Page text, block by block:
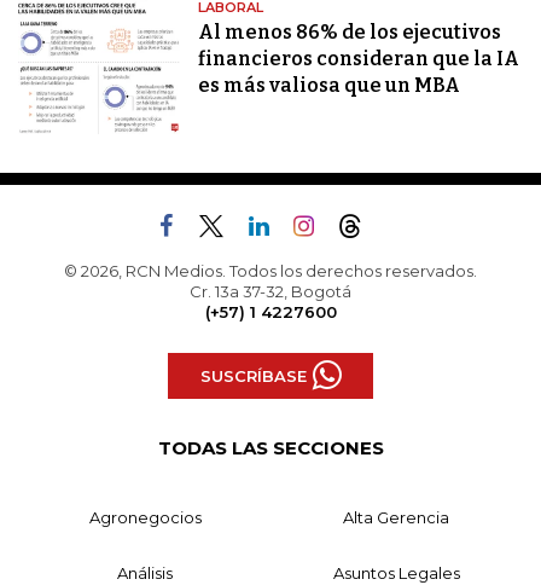
LABORAL
Al menos 86% de los ejecutivos
financieros consideran que la IA
es más valiosa que un MBA
© 2026, RCN Medios. Todos los derechos reservados.
Cr. 13a 37-32, Bogotá
(+57) 1 4227600
SUSCRÍBASE
TODAS LAS SECCIONES
Agronegocios Alta Gerencia
Análisis Asuntos Legales